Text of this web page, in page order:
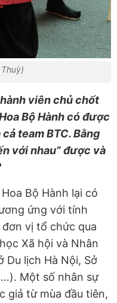
viên chủ chốt
Bộ Hành có được
team BTC. Bằng
với nhau” được và
Bộ Hành lại có
ứng với tính
vị tổ chức qua
Xã hội và Nhân
Du lịch Hà Nội, Sở
Một số nhân sự
giả từ mùa đầu tiên,